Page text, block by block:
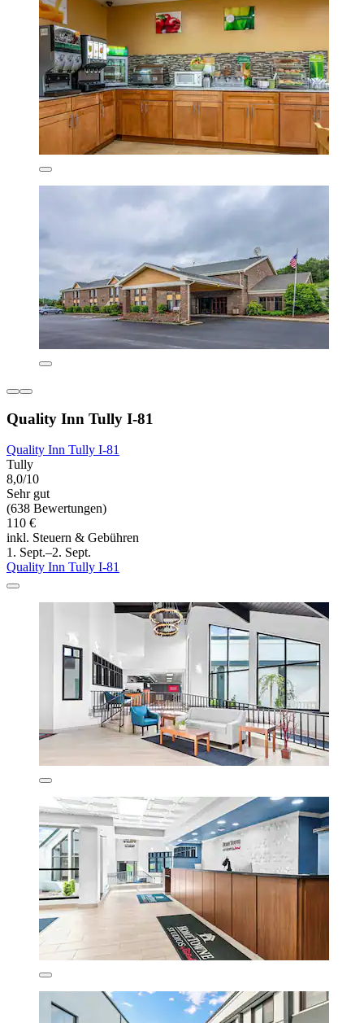
Quality Inn Tully I-81
Quality Inn Tully I-81
Tully
8,0/10
Sehr gut
(638 Bewertungen)
110 €
inkl. Steuern & Gebühren
1. Sept.–2. Sept.
Quality Inn Tully I-81